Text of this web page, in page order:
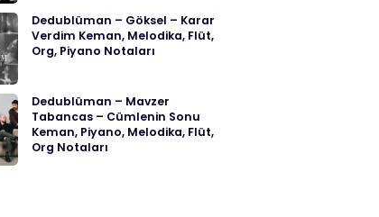
Dedublüman – Göksel – Karar
Verdim Keman, Melodika, Flüt,
Org, Piyano Notaları
Dedublüman – Mavzer
Tabancas – Cümlenin Sonu
Keman, Piyano, Melodika, Flüt,
Org Notaları